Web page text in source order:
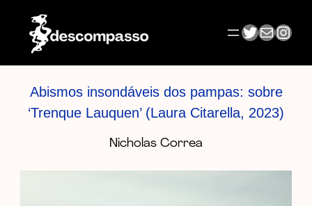
conteúdo
Twitter
E-mail
Abismos insondáveis dos pampas: sobre
‘Trenque Lauquen’ (Laura Citarella, 2023)
Nicholas Correa